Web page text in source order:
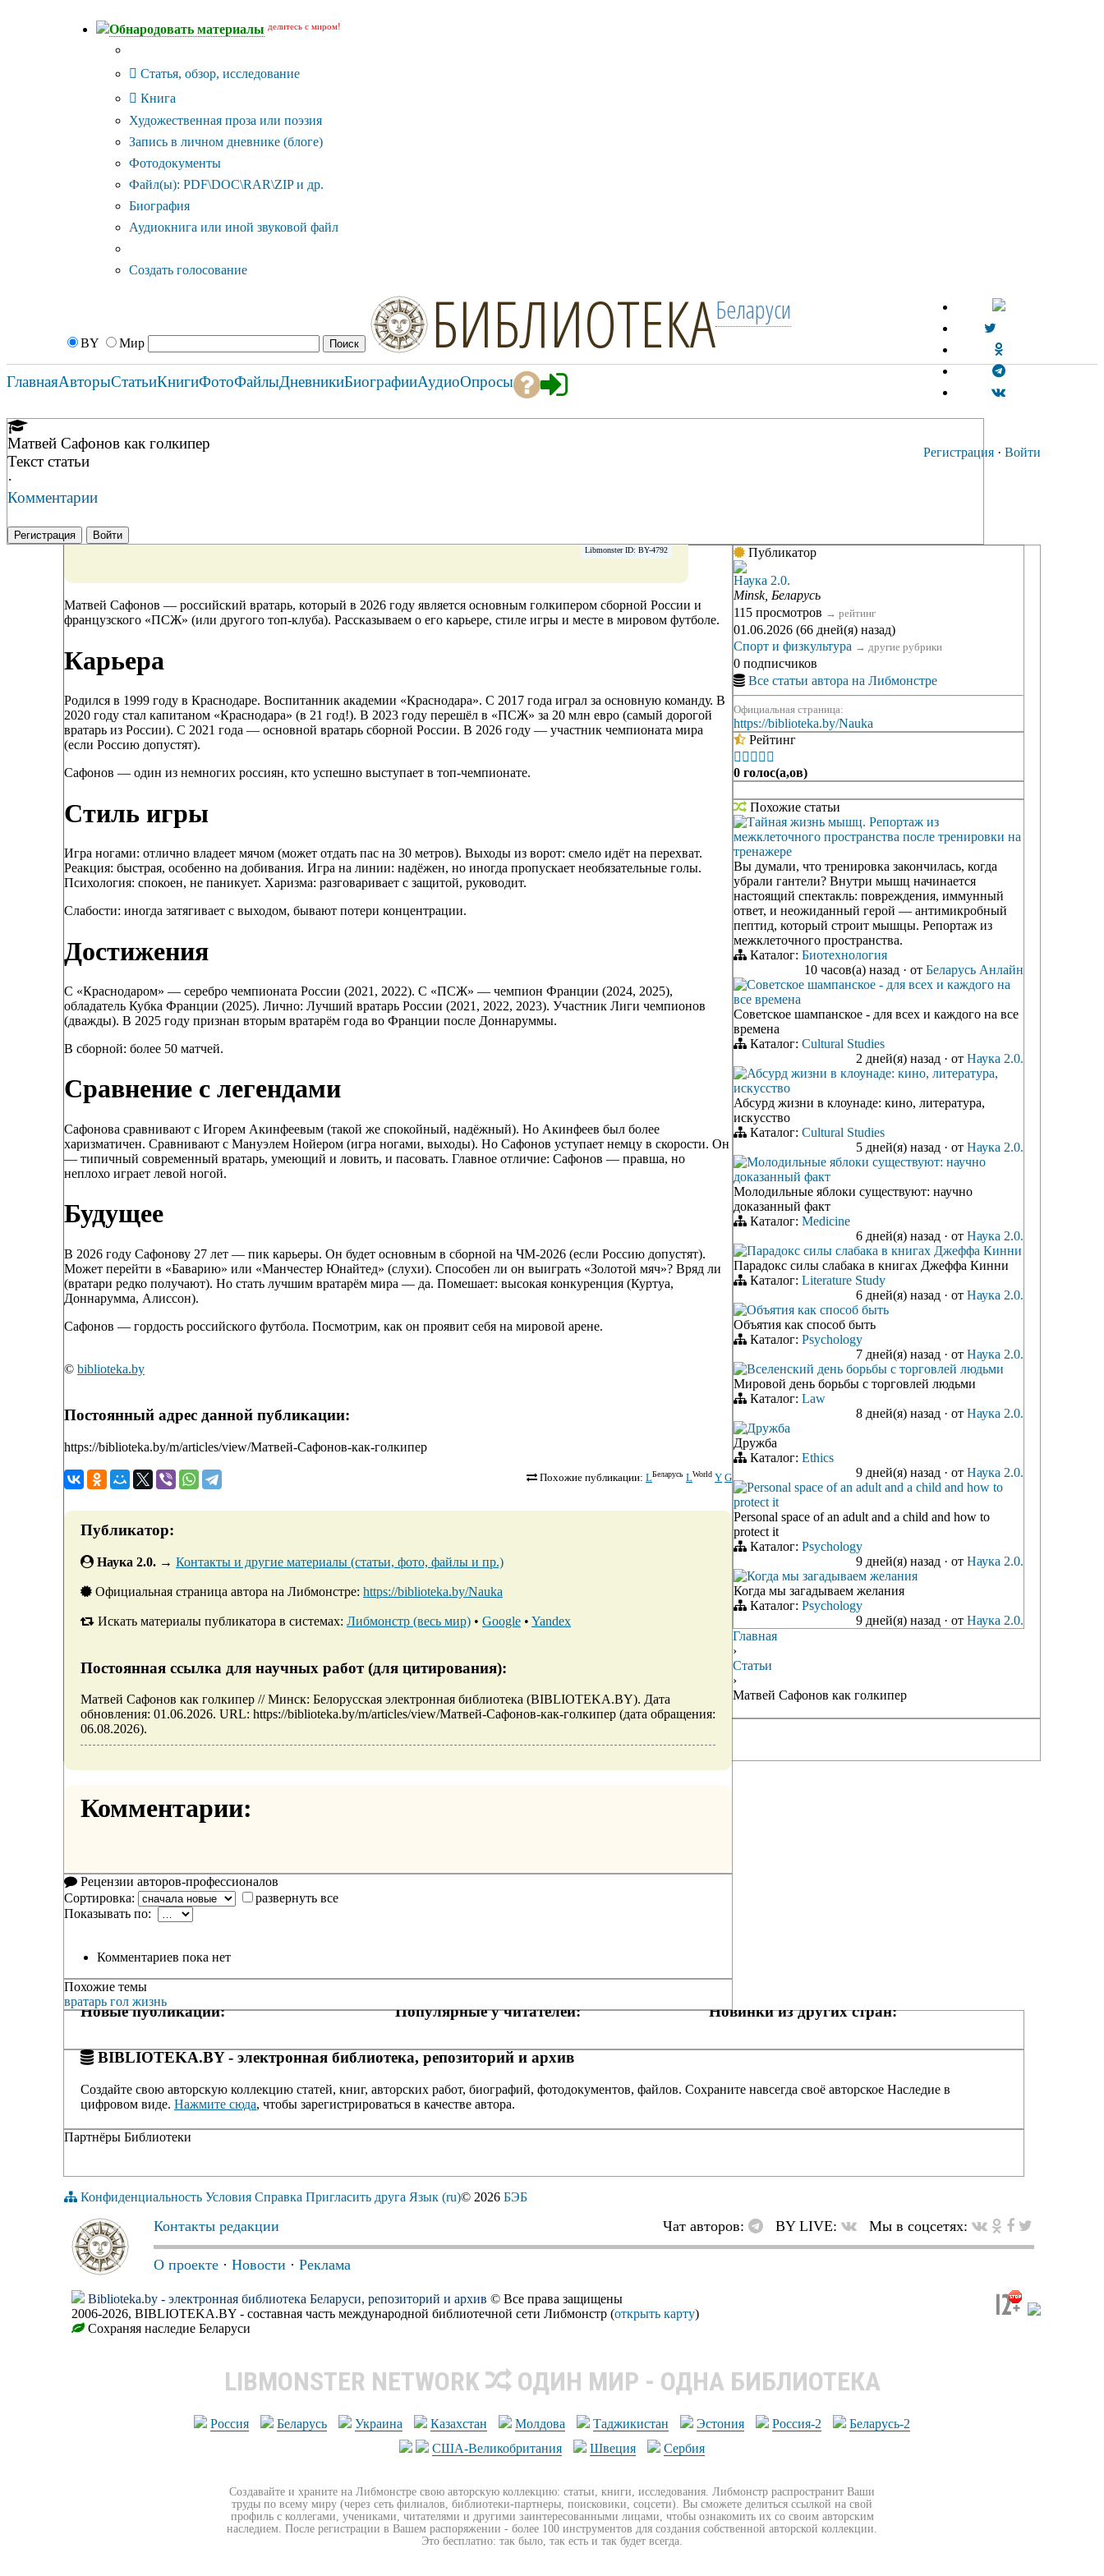
Обнародовать материалы делитесь с миром!
Статья, обзор, исследование
Книга
Художественная проза или поэзия
Запись в личном дневнике (блоге)
Фотодокументы
Файл(ы): PDF\DOC\RAR\ZIP и др.
Биография
Аудиокнига или иной звуковой файл
Создать голосование
BY Мир БИБЛИОТЕКАБеларуси
Регистрация · Войти
ГлавнаяАвторыСтатьиКнигиФотоФайлыДневникиБиографииАудиоОпросы
Матвей Сафонов как голкипер
Текст статьи
·
Комментарии
Регистрация Войти
Libmonster ID: BY-4792
Матвей Сафонов — российский вратарь, который в 2026 году является основным голкипером сборной России и
французского «ПСЖ» (или другого топ-клуба). Рассказываем о его карьере, стиле игры и месте в мировом футболе.
Карьера
Родился в 1999 году в Краснодаре. Воспитанник академии «Краснодара». С 2017 года играл за основную команду. В
2020 году стал капитаном «Краснодара» (в 21 год!). В 2023 году перешёл в «ПСЖ» за 20 млн евро (самый дорогой
вратарь из России). С 2021 года — основной вратарь сборной России. В 2026 году — участник чемпионата мира
(если Россию допустят).
Сафонов — один из немногих россиян, кто успешно выступает в топ-чемпионате.
Стиль игры
Игра ногами: отлично владеет мячом (может отдать пас на 30 метров). Выходы из ворот: смело идёт на перехват.
Реакция: быстрая, особенно на добивания. Игра на линии: надёжен, но иногда пропускает необязательные голы.
Психология: спокоен, не паникует. Харизма: разговаривает с защитой, руководит.
Слабости: иногда затягивает с выходом, бывают потери концентрации.
Достижения
С «Краснодаром» — серебро чемпионата России (2021, 2022). С «ПСЖ» — чемпион Франции (2024, 2025),
обладатель Кубка Франции (2025). Лично: Лучший вратарь России (2021, 2022, 2023). Участник Лиги чемпионов
(дважды). В 2025 году признан вторым вратарём года во Франции после Доннаруммы.
В сборной: более 50 матчей.
Сравнение с легендами
Сафонова сравнивают с Игорем Акинфеевым (такой же спокойный, надёжный). Но Акинфеев был более
харизматичен. Сравнивают с Мануэлем Нойером (игра ногами, выходы). Но Сафонов уступает немцу в скорости. Он
— типичный современный вратарь, умеющий и ловить, и пасовать. Главное отличие: Сафонов — правша, но
неплохо играет левой ногой.
Будущее
В 2026 году Сафонову 27 лет — пик карьеры. Он будет основным в сборной на ЧМ-2026 (если Россию допустят).
Может перейти в «Баварию» или «Манчестер Юнайтед» (слухи). Способен ли он выиграть «Золотой мяч»? Вряд ли
(вратари редко получают). Но стать лучшим вратарём мира — да. Помешает: высокая конкуренция (Куртуа,
Доннарумма, Алиссон).
Сафонов — гордость российского футбола. Посмотрим, как он проявит себя на мировой арене.
© biblioteka.by
Постоянный адрес данной публикации:
https://biblioteka.by/m/articles/view/Матвей-Сафонов-как-голкипер
Похожие публикации: LБеларусь LWorld Y G
Публикатор:
Наука 2.0. → Контакты и другие материалы (статьи, фото, файлы и пр.)
Официальная страница автора на Либмонстре: https://biblioteka.by/Nauka
Искать материалы публикатора в системах: Либмонстр (весь мир) • Google • Yandex
Постоянная ссылка для научных работ (для цитирования):
Матвей Сафонов как голкипер // Минск: Белорусская электронная библиотека (BIBLIOTEKA.BY). Дата
обновления: 01.06.2026. URL: https://biblioteka.by/m/articles/view/Матвей-Сафонов-как-голкипер (дата обращения:
06.08.2026).
Комментарии:
Рецензии авторов-профессионалов
Сортировка:
развернуть все
Показывать по:
Комментариев пока нет
Похожие темы
вратарь гол жизнь
Публикатор
Наука 2.0.
Minsk, Беларусь
115 просмотров → рейтинг
01.06.2026 (66 дней(я) назад)
Спорт и физкультура → другие рубрики
0 подписчиков
Все статьи автора на Либмонстре
Официальная страница:
https://biblioteka.by/Nauka
Рейтинг
    
0 голос(а,ов)
Похожие статьи
Тайная жизнь мышц. Репортаж из
межклеточного пространства после тренировки на
тренажере
Вы думали, что тренировка закончилась, когда
убрали гантели? Внутри мышц начинается
настоящий спектакль: повреждения, иммунный
ответ, и неожиданный герой — антимикробный
пептид, который строит мышцы. Репортаж из
межклеточного пространства.
Каталог: Биотехнология
10 часов(а) назад · от Беларусь Анлайн
Советское шампанское - для всех и каждого на
все времена
Советское шампанское - для всех и каждого на все
времена
Каталог: Cultural Studies
2 дней(я) назад · от Наука 2.0.
Абсурд жизни в клоунаде: кино, литература,
искусство
Абсурд жизни в клоунаде: кино, литература,
искусство
Каталог: Cultural Studies
5 дней(я) назад · от Наука 2.0.
Молодильные яблоки существуют: научно
доказанный факт
Молодильные яблоки существуют: научно
доказанный факт
Каталог: Medicine
6 дней(я) назад · от Наука 2.0.
Парадокс силы слабака в книгах Джеффа Кинни
Парадокс силы слабака в книгах Джеффа Кинни
Каталог: Literature Study
6 дней(я) назад · от Наука 2.0.
Объятия как способ быть
Объятия как способ быть
Каталог: Psychology
7 дней(я) назад · от Наука 2.0.
Вселенский день борьбы с торговлей людьми
Мировой день борьбы с торговлей людьми
Каталог: Law
8 дней(я) назад · от Наука 2.0.
Дружба
Дружба
Каталог: Ethics
9 дней(я) назад · от Наука 2.0.
Personal space of an adult and a child and how to
protect it
Personal space of an adult and a child and how to
protect it
Каталог: Psychology
9 дней(я) назад · от Наука 2.0.
Когда мы загадываем желания
Когда мы загадываем желания
Каталог: Psychology
9 дней(я) назад · от Наука 2.0.
Новые публикации: Популярные у читателей: Новинки из других стран:
BIBLIOTEKA.BY - электронная библиотека, репозиторий и архив
Создайте свою авторскую коллекцию статей, книг, авторских работ, биографий, фотодокументов, файлов. Сохраните навсегда своё авторское Наследие в
цифровом виде. Нажмите сюда, чтобы зарегистрироваться в качестве автора.
Партнёры Библиотеки
Главная
›
Статьи
›
Матвей Сафонов как голкипер
Конфиденциальность Условия Справка Пригласить друга Язык (ru)© 2026 БЭБ
Контакты редакции Чат авторов: BY LIVE: Мы в соцсетях:
О проекте · Новости · Реклама
Biblioteka.by - электронная библиотека Беларуси, репозиторий и архив © Все права защищены
2006-2026, BIBLIOTEKA.BY - составная часть международной библиотечной сети Либмонстр (открыть карту)
Сохраняя наследие Беларуси
LIBMONSTER NETWORK ОДИН МИР - ОДНА БИБЛИОТЕКА
Россия Беларусь Украина Казахстан Молдова Таджикистан Эстония Россия-2
Беларусь-2
США-Великобритания
Швеция Сербия
Создавайте и храните на Либмонстре свою авторскую коллекцию: статьи, книги, исследования. Либмонстр распространит Ваши
труды по всему миру (через сеть филиалов, библиотеки-партнеры, поисковики, соцсети). Вы сможете делиться ссылкой на свой
профиль с коллегами, учениками, читателями и другими заинтересованными лицами, чтобы ознакомить их со своим авторским
наследием. После регистрации в Вашем распоряжении - более 100 инструментов для создания собственной авторской коллекции.
Это бесплатно: так было, так есть и так будет всегда.